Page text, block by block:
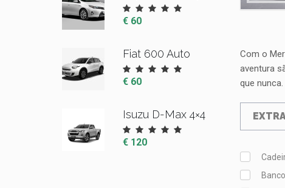
€ 60
Fiat 600 Auto
€ 60
Isuzu D-Max 4×4
€ 120
Com o
aventura
que nunca.